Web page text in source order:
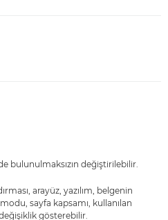
bulunulmaksızın değiştirilebilir.
arayüz, yazılım, belgenin
sayfa kapsamı, kullanılan
gösterebilir.